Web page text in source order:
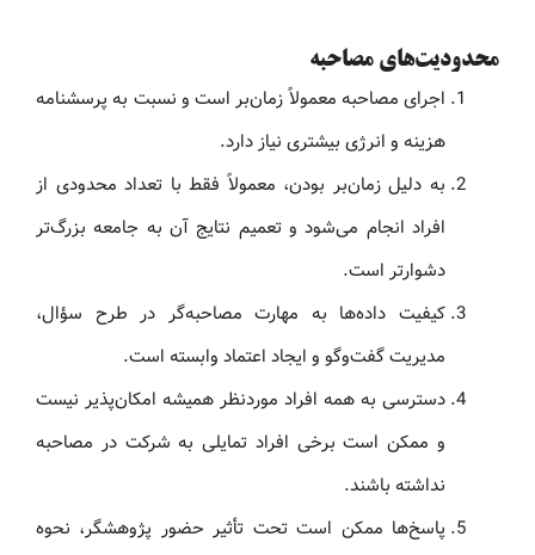
محدودیت‌های مصاحبه
اجرای مصاحبه معمولاً زمان‌بر است و نسبت به پرسشنامه
هزینه و انرژی بیشتری نیاز دارد.
به دلیل زمان‌بر بودن، معمولاً فقط با تعداد محدودی از
افراد انجام می‌شود و تعمیم نتایج آن به جامعه بزرگ‌تر
دشوارتر است.
کیفیت داده‌ها به مهارت مصاحبه‌گر در طرح سؤال،
مدیریت گفت‌وگو و ایجاد اعتماد وابسته است.
دسترسی به همه افراد موردنظر همیشه امکان‌پذیر نیست
و ممکن است برخی افراد تمایلی به شرکت در مصاحبه
نداشته باشند.
پاسخ‌ها ممکن است تحت تأثیر حضور پژوهشگر، نحوه